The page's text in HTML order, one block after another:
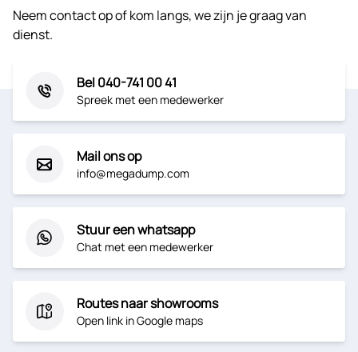
Neem contact op of kom langs, we zijn je graag van
dienst.
Bel 040-741 00 41
Spreek met een medewerker
Mail ons op
info@megadump.com
Stuur een whatsapp
Chat met een medewerker
Routes naar showrooms
Open link in Google maps